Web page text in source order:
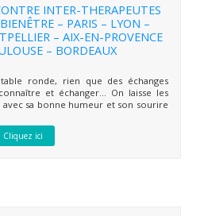
INTER-THERAPEUTES
– PARIS – LYON –
– AIX-EN-PROVENCE
– BORDEAUX
ronde, rien que des échanges
et échanger… On laisse les
avec sa bonne humeur et son sourire
Cliquez ici